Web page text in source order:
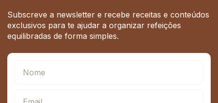
Subscreve a newsletter e recebe receitas e conteúdos
exclusivos para te ajudar a organizar refeições
equilibradas de forma simples.